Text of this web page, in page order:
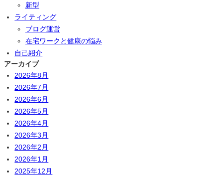
新型
ライティング
ブログ運営
在宅ワークと健康の悩み
自己紹介
アーカイブ
2026年8月
2026年7月
2026年6月
2026年5月
2026年4月
2026年3月
2026年2月
2026年1月
2025年12月